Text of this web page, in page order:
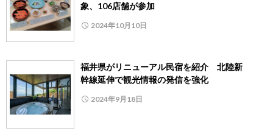
象、106店舗が参加
2024年10月10日
福井県がリニューアル民宿を紹介 北陸新
幹線延伸で観光情報の発信を強化
2024年9月18日